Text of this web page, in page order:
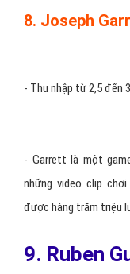
8. Joseph
- Thu nhập từ 2,5 đến
- Garrett là một
những video clip
được hàng trăm triệu
9. Ruben